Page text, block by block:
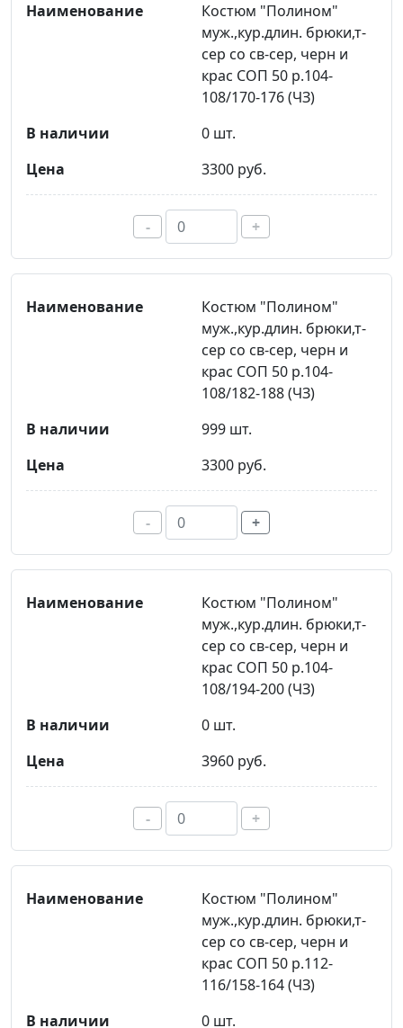
Костюм "Полином"
муж.,кур.длин. брюки,т-
сер со св-сер, черн и
крас СОП 50 р.104-
108/170-176 (ЧЗ)
0 шт.
3300 руб.
- +
Костюм "Полином"
муж.,кур.длин. брюки,т-
сер со св-сер, черн и
крас СОП 50 р.104-
108/182-188 (ЧЗ)
999 шт.
3300 руб.
- +
Костюм "Полином"
муж.,кур.длин. брюки,т-
сер со св-сер, черн и
крас СОП 50 р.104-
108/194-200 (ЧЗ)
0 шт.
3960 руб.
- +
Костюм "Полином"
муж.,кур.длин. брюки,т-
сер со св-сер, черн и
крас СОП 50 р.112-
116/158-164 (ЧЗ)
0 шт.